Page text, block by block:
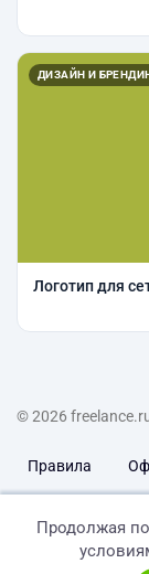
ДИЗАЙН И
Логотип для
© 2026
Правила
Продолжая